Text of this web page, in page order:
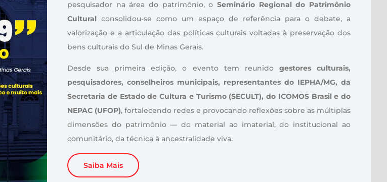
pesquisador na área do patrimônio, o Seminário Regional do Patrimônio
Cultural consolidou-se como um espaço de referência para o debate, a
valorização e a articulação das políticas culturais voltadas à preservação dos
bens culturais do Sul de Minas Gerais.
Desde sua primeira edição, o evento tem reunido gestores culturais,
pesquisadores, conselheiros municipais, representantes do IEPHA/MG, da
Secretaria de Estado de Cultura e Turismo (SECULT), do ICOMOS Brasil e do
NEPAC (UFOP), fortalecendo redes e provocando reflexões sobre as múltiplas
dimensões do patrimônio — do material ao imaterial, do institucional ao
comunitário, da técnica à ancestralidade viva.
Saiba Mais